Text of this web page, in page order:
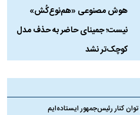
هوش مصنوعی «هم‌نوع‌کُش»
نیست؛ جمینای حاضر به حذف مدل
کوچک‌تر نشد
کنار رئیس‌جمهور ایستاده‌ایم